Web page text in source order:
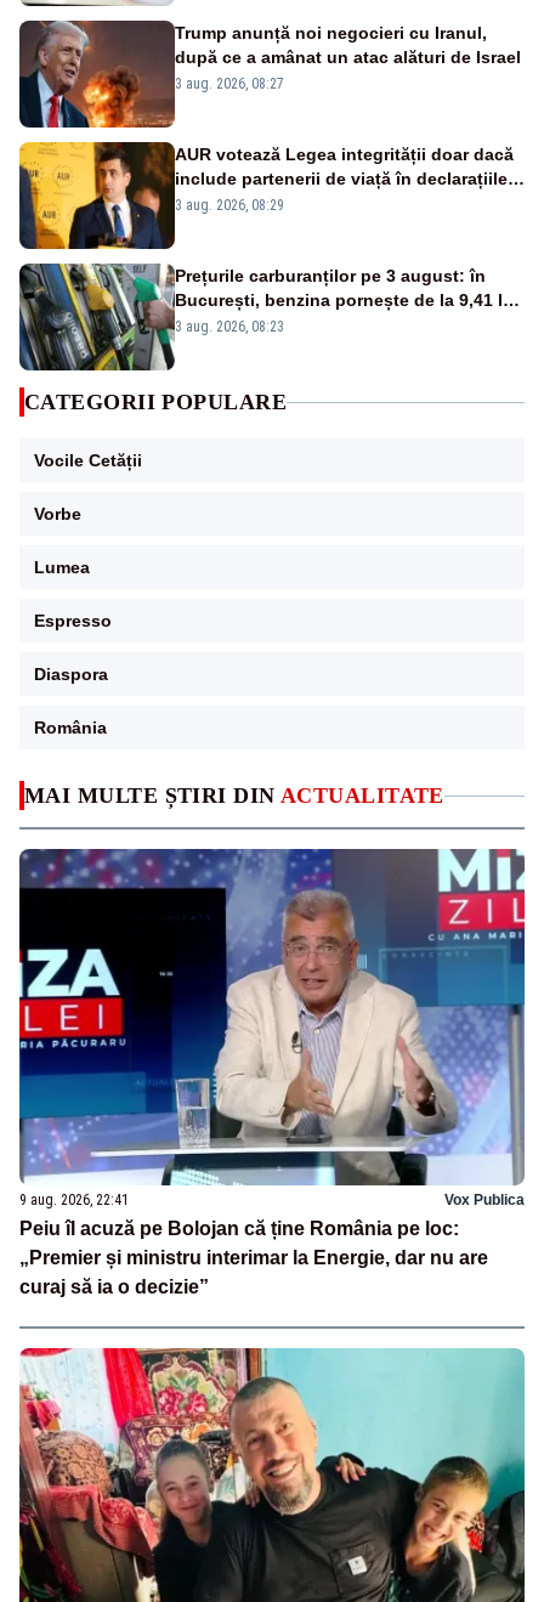
MAI MULTE ȘTIRI DIN ACTUALITATE
9 aug. 2026, 22:41 Vox Publica
Peiu îl acuză pe Bolojan că ține România pe loc:
„Premier și ministru interimar la Energie, dar nu are
curaj să ia o decizie”
Trump anunță noi negocieri cu Iranul,
după ce a amânat un atac alături de Israel
3 aug. 2026, 08:27
AUR votează Legea integrității doar dacă
include partenerii de viață în declarațiile
de avere și interese
3 aug. 2026, 08:29
Prețurile carburanților pe 3 august: în
București, benzina pornește de la 9,41 lei,
iar motorina de la 10,57 lei pe litru
3 aug. 2026, 08:23
CATEGORII POPULARE
Vocile Cetății
Vorbe
Lumea
Espresso
Diaspora
România